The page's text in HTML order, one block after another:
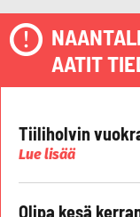
AATIT
Tiiliholvin
Lue lisää
Olipa kesä